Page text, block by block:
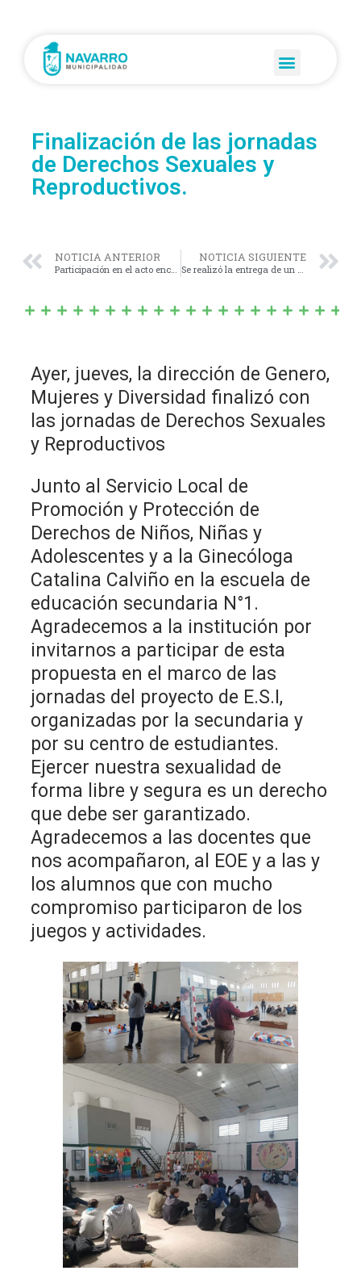
Finalización de las jornadas
de Derechos Sexuales y
Reproductivos.
NOTICIA ANTERIOR
Participación en el acto encabezado por el gobernador de Buenos Aires, Axel Kicillof en la localidad de General Rodríguez.
NOTICIA SIGUIENTE
Se realizó la entrega de un subsidio.
Ayer, jueves, la dirección de Genero,
Mujeres y Diversidad finalizó con
las jornadas de Derechos Sexuales
y Reproductivos
Junto al Servicio Local de
Promoción y Protección de
Derechos de Niños, Niñas y
Adolescentes y a la Ginecóloga
Catalina Calviño en la escuela de
educación secundaria N°1.
Agradecemos a la institución por
invitarnos a participar de esta
propuesta en el marco de las
jornadas del proyecto de E.S.I,
organizadas por la secundaria y
por su centro de estudiantes.
Ejercer nuestra sexualidad de
forma libre y segura es un derecho
que debe ser garantizado.
Agradecemos a las docentes que
nos acompañaron, al EOE y a las y
los alumnos que con mucho
compromiso participaron de los
juegos y actividades.